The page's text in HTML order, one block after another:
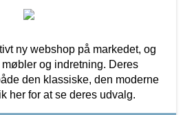
ny webshop på markedet, og
og indretning. Deres
den klassiske, den moderne
her for at se deres udvalg.